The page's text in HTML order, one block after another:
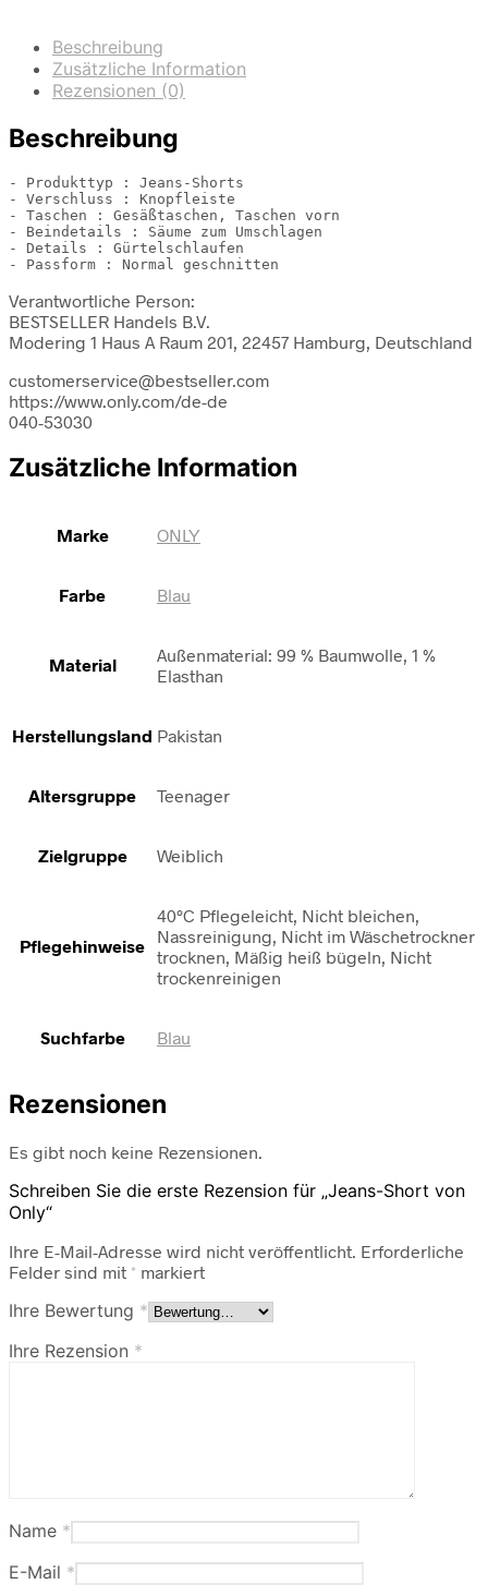
Beschreibung
Zusätzliche Information
Rezensionen (0)
Beschreibung
- Produkttyp : Jeans-Shorts
- Verschluss : Knopfleiste
- Taschen : Gesäßtaschen, Taschen vorn
- Beindetails : Säume zum Umschlagen
- Details : Gürtelschlaufen
- Passform : Normal geschnitten
Verantwortliche Person:
BESTSELLER Handels B.V.
Modering 1 Haus A Raum 201, 22457 Hamburg, Deutschland
customerservice@bestseller.com
https://www.only.com/de-de
040-53030
Zusätzliche Information
Marke ONLY
Farbe Blau
Material
Außenmaterial: 99 % Baumwolle, 1 %
Elasthan
Herstellungsland Pakistan
Altersgruppe Teenager
Zielgruppe Weiblich
Pflegehinweise
40°C Pflegeleicht, Nicht bleichen,
Nassreinigung, Nicht im Wäschetrockner
trocknen, Mäßig heiß bügeln, Nicht
trockenreinigen
Suchfarbe Blau
Rezensionen
Es gibt noch keine Rezensionen.
Schreiben Sie die erste Rezension für „Jeans-Short von
Only“
Ihre E-Mail-Adresse wird nicht veröffentlicht. Erforderliche
Felder sind mit * markiert
Ihre Bewertung *
Ihre Rezension *
Name *
E-Mail *